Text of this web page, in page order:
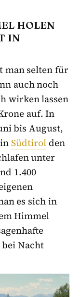
HOLEN
IN
man selten für
auch noch
wirken lassen
auf. In
bis August,
Südtirol den
unter
1.400
es sich in
Himmel
Nacht